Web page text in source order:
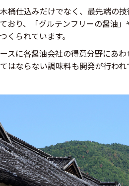
桶仕込みだけでなく、最先端の
おり、「グルテンフリーの醤油
くられています。
スに各醤油会社の得意分野にあ
はならない調味料も開発が行われ